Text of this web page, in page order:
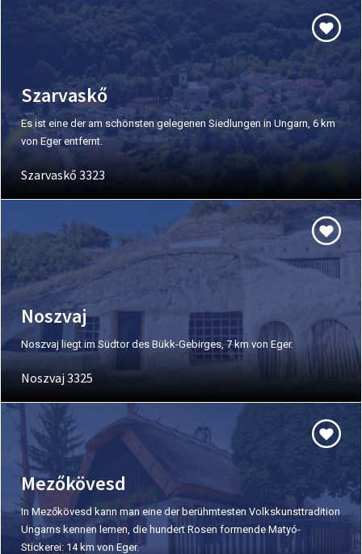
Szarvaskő
Es ist eine der am schönsten gelegenen Siedlungen in Ungarn, 6 km
von Eger entfernt.
Szarvaskő 3323
Noszvaj
Noszvaj liegt im Südtor des Bükk-Gebirges, 7 km von Eger.
Noszvaj 3325
Mezőkövesd
In Mezőkövesd kann man eine der berühmtesten Volkskunsttradition
Ungarns kennen lernen, die hundert Rosen formende Matyó-
Stickerei: 14 km von Eger.